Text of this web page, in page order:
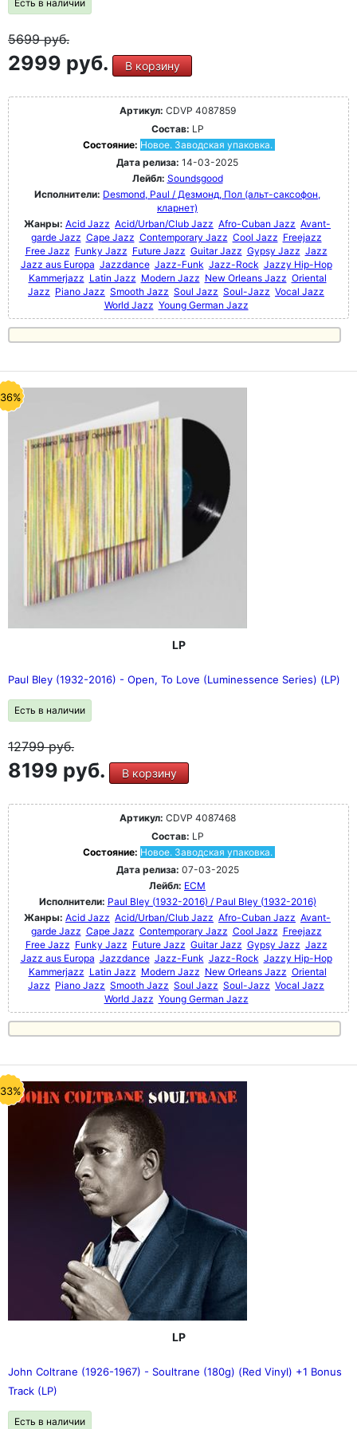
Есть в наличии
5699руб.
2999 руб. В корзину
Артикул: CDVP 4087859
Состав: LP
Состояние: Новое. Заводская упаковка.
Дата релиза: 14-03-2025
Лейбл: Soundsgood
Исполнители: Desmond, Paul / Дезмонд, Пол (альт-саксофон,
кларнет)
Жанры: Acid Jazz Acid/Urban/Club Jazz Afro-Cuban Jazz Avant-
garde Jazz Cape Jazz Contemporary Jazz Cool Jazz Freejazz
Free Jazz Funky Jazz Future Jazz Guitar Jazz Gypsy Jazz Jazz
Jazz aus Europa Jazzdance Jazz-Funk Jazz-Rock Jazzy Hip-Hop
Kammerjazz Latin Jazz Modern Jazz New Orleans Jazz Oriental
Jazz Piano Jazz Smooth Jazz Soul Jazz Soul-Jazz Vocal Jazz
World Jazz Young German Jazz
LP
Paul Bley (1932-2016) - Open, To Love (Luminessence Series) (LP)
Есть в наличии
12799руб.
8199 руб. В корзину
Артикул: CDVP 4087468
Состав: LP
Состояние: Новое. Заводская упаковка.
Дата релиза: 07-03-2025
Лейбл: ECM
Исполнители: Paul Bley (1932-2016) / Paul Bley (1932-2016)
Жанры: Acid Jazz Acid/Urban/Club Jazz Afro-Cuban Jazz Avant-
garde Jazz Cape Jazz Contemporary Jazz Cool Jazz Freejazz
Free Jazz Funky Jazz Future Jazz Guitar Jazz Gypsy Jazz Jazz
Jazz aus Europa Jazzdance Jazz-Funk Jazz-Rock Jazzy Hip-Hop
Kammerjazz Latin Jazz Modern Jazz New Orleans Jazz Oriental
Jazz Piano Jazz Smooth Jazz Soul Jazz Soul-Jazz Vocal Jazz
World Jazz Young German Jazz
LP
John Coltrane (1926-1967) - Soultrane (180g) (Red Vinyl) +1 Bonus
Track (LP)
Есть в наличии